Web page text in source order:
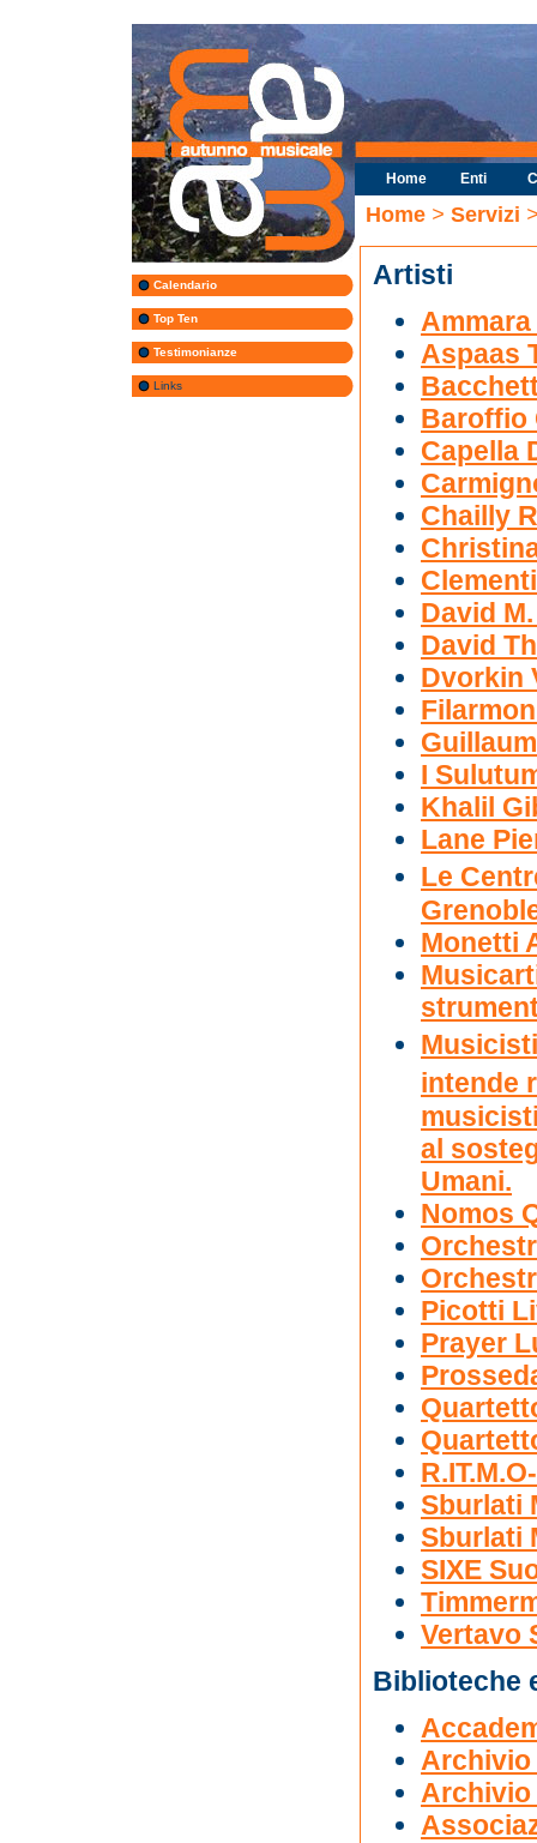
Calendario
Top Ten
Testimonianze
Links
Home Enti
Home > Servizi
Artisti
Aspaas
Baroffio
Capella
Chailly
David
David
Dvorkin
I
Khalil
Lane
Le
Monetti
intende
al
Umani.
Nomos
Picotti
Prayer
Sburlati
Sburlati
SIXE
Vertavo
Biblioteche
Archivio